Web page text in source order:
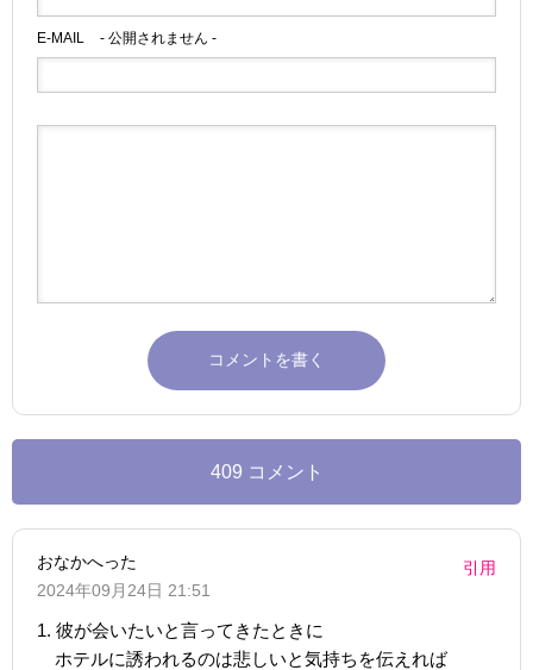
E-MAIL - 公開されません -
409 コメント
おなかへった
2024年09月24日 21:51
引用
1. 彼が会いたいと言ってきたときに
ホテルに誘われるのは悲しいと気持ちを伝えれば